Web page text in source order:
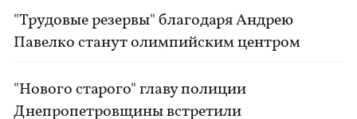
"Трудовые резервы" благодаря Андрею
Павелко станут олимпийским центром
"Нового старого" главу полиции
Днепропетровщины встретили